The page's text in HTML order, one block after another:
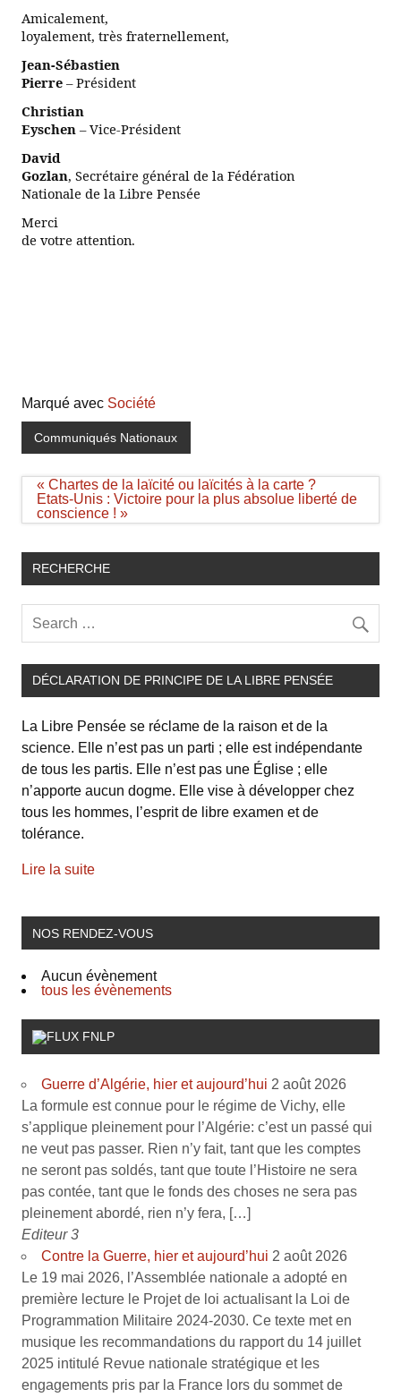
Amicalement,
loyalement, très fraternellement,
Jean-Sébastien
Pierre – Président
Christian
Eyschen –Vice-Président
David
Gozlan, Secrétaire général de la Fédération
Nationale de la Libre Pensée
Merci
de votre attention.
Marqué avec Société
Communiqués Nationaux
Navigation
de
l’article
« Chartes de la laïcité ou laïcités à la carte ?
Etats-Unis : Victoire pour la plus absolue liberté de
conscience ! »
RECHERCHE
DÉCLARATION DE PRINCIPE DE LA LIBRE PENSÉE
La Libre Pensée se réclame de la raison et de la
science. Elle n’est pas un parti ; elle est indépendante
de tous les partis. Elle n’est pas une Église ; elle
n’apporte aucun dogme. Elle vise à développer chez
tous les hommes, l’esprit de libre examen et de
tolérance.
Lire la suite
NOS RENDEZ-VOUS
Aucun évènement
tous les évènements
FNLP
Guerre d’Algérie, hier et aujourd’hui 2 août 2026
La formule est connue pour le régime de Vichy, elle
s’applique pleinement pour l’Algérie: c’est un passé qui
ne veut pas passer. Rien n’y fait, tant que les comptes
ne seront pas soldés, tant que toute l’Histoire ne sera
pas contée, tant que le fonds des choses ne sera pas
pleinement abordé, rien n’y fera, […]
Editeur 3
Contre la Guerre, hier et aujourd’hui 2 août 2026
Le 19 mai 2026, l’Assemblée nationale a adopté en
première lecture le Projet de loi actualisant la Loi de
Programmation Militaire 2024-2030. Ce texte met en
musique les recommandations du rapport du 14 juillet
2025 intitulé Revue nationale stratégique et les
engagements pris par la France lors du sommet de